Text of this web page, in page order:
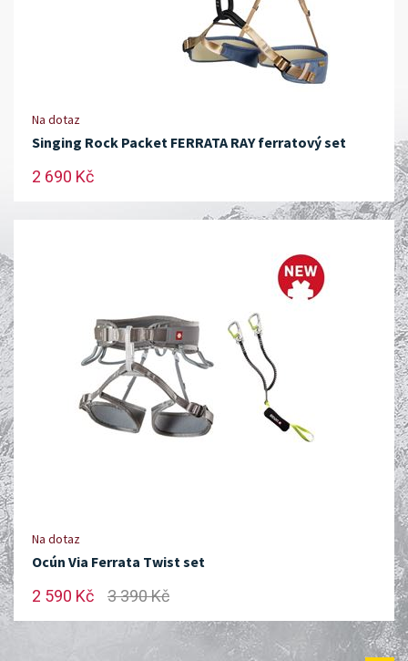
Na dotaz
Singing Rock Packet FERRATA RAY ferratový set
2 690 Kč
Na dotaz
Ocún Via Ferrata Twist set
2 590 Kč 3 390 Kč